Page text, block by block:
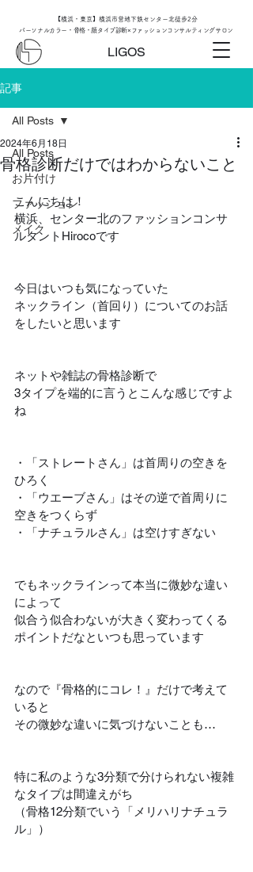
【横浜・東京】横浜市営地下鉄センター北徒歩2分
パーソナルカラー・骨格・顔タイプ診断×ファッションコンサルティングサロン
LIGOS
記事
All Posts
お片付け
ファッション
メイク
All Posts
骨格診断だけではわからないこと
2024年6月18日
こんにちは！
横浜、センター北のファッションコンサ
ルタントHirocoです
今日はいつも気になっていた
ネックライン（首回り）についてのお話
をしたいと思います
ネットや雑誌の骨格診断で
3タイプを端的に言うとこんな感じですよ
ね
・「ストレートさん」は首周りの空きを
ひろく
・「ウエーブさん」はその逆で首周りに
空きをつくらず
・「ナチュラルさん」は空けすぎない
でもネックラインって本当に微妙な違い
によって
似合う似合わないが大きく変わってくる
ポイントだなといつも思っています
なので『骨格的にコレ！』だけで考えて
いると
その微妙な違いに気づけないことも…
特に私のような3分類で分けられない複雑
なタイプは間違えがち
（骨格12分類でいう「メリハリナチュラ
ル」）